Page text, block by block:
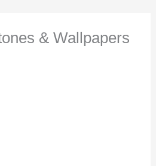
& Wallpapers